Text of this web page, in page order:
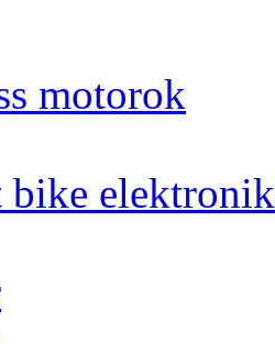
motorok
bike